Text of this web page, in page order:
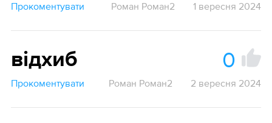
Прокоментувати Роман Роман2 1 вересня 2024
відхиб 0
Прокоментувати Роман Роман2 2 вересня 2024